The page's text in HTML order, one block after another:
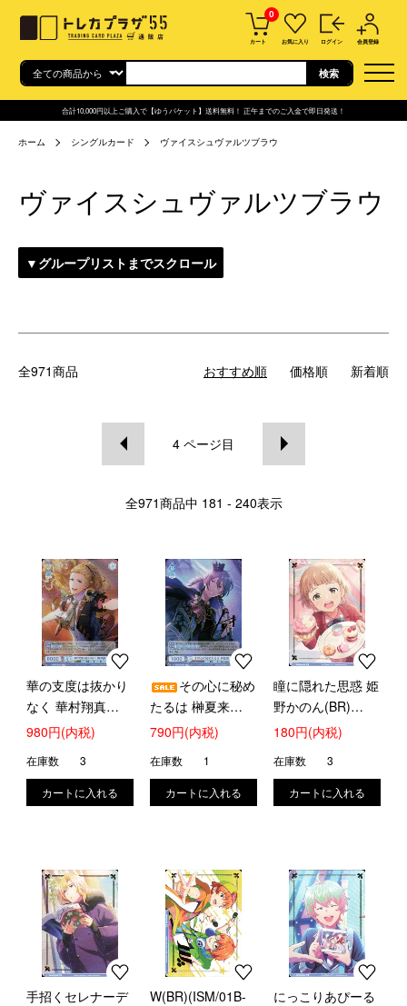
0
カート お気に入り ログイン 会員登録
合計10,000円以上ご購入で【ゆうパケット】送料無料！ 正午までのご入金で即日発送！
ホーム シングルカード ヴァイスシュヴァルツブラウ
ヴァイスシュヴァルツブラウ
▼グループリストまでスクロール
全971商品 おすすめ順 価格順 新着順
4 ページ目
全971商品中 181 - 240表示
華の支度は抜かり
なく 華村翔真
(ISM)(ISM/01B-
980円(内税)
在庫数 3
その心に秘め
たるは 榊夏来
(ISM)(ISM/01B-
790円(内税)
在庫数 1
瞳に隠れた思惑 姫
野かのん(BR)
(ISM/01B-011B)
180円(内税)
在庫数 3
手招くセレナーデ
W(BR)(ISM/01B-
にっこりあぴーる